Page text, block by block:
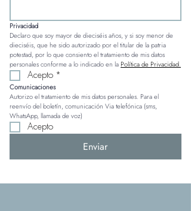
Privacidad
Declaro que soy mayor de dieciséis años, y si soy menor de
dieciséis, que he sido autorizado por el titular de la patria
potestad, por lo que consiento el tratamiento de mis datos
personales conforme a lo indicado en la Política de Privacidad.
Acepto *
Comunicaciones
Autorizo el tratamiento de mis datos personales. Para el
reenvío del boletín, comunicación Via telefónica (sms,
WhatsApp, llamada de voz)
Acepto
Enviar